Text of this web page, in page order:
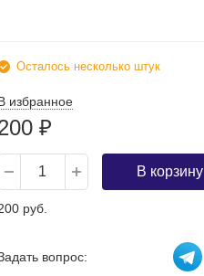
Осталось несколько штук
избранное
₽
В корзину
руб.
вопрос: